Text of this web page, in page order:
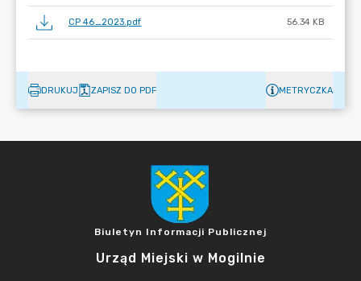
CP 46_2023.pdf 56.34 KB
DRUKUJ ZAPISZ DO PDF METRYCZKA
Biuletyn Informacji Publicznej
Urząd Miejski w Mogilnie